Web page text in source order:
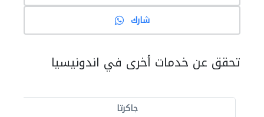
شارك
تحقق عن خدمات أخرى في اندونيسيا
جاكرتا